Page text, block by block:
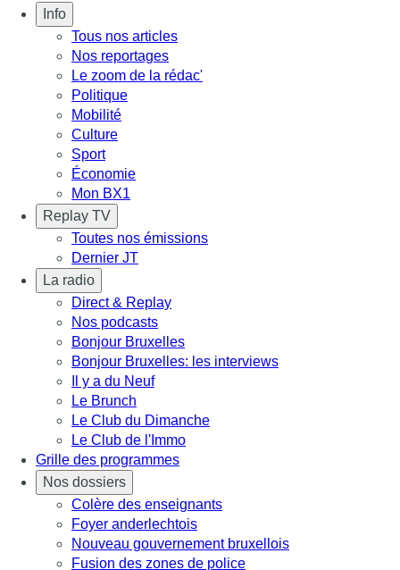
Info
Tous nos articles
Nos reportages
Le zoom de la rédac'
Politique
Mobilité
Culture
Sport
Économie
Mon BX1
Replay TV
Toutes nos émissions
Dernier JT
La radio
Direct & Replay
Nos podcasts
Bonjour Bruxelles
Bonjour Bruxelles: les interviews
Il y a du Neuf
Le Brunch
Le Club du Dimanche
Le Club de l'Immo
Grille des programmes
Nos dossiers
Colère des enseignants
Foyer anderlechtois
Nouveau gouvernement bruxellois
Fusion des zones de police